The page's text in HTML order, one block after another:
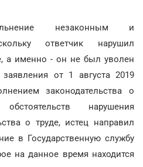
незаконным и
ответчик нарушил
а именно - он не был уволен
от 1 августа 2019
законодательства о
нарушения
о труде, истец направил
в Государственную службу
на данное время находится